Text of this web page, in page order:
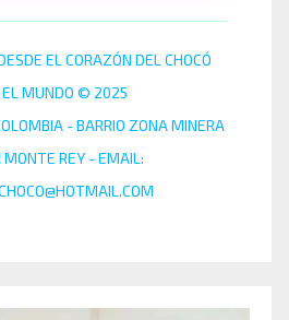
EL CORAZÓN DEL CHOCÓ
EL MUNDO © 2025
- BARRIO ZONA MINERA
MONTE REY - EMAIL: